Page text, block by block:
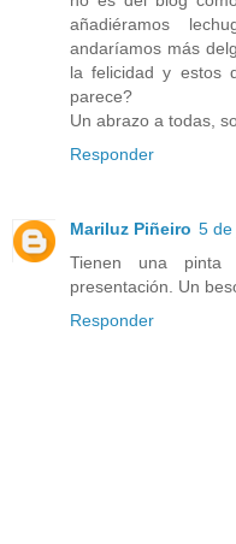
añadiéramos
andaríamos más
la felicidad y estos
parece?
Un abrazo a todas,
Responder
Mariluz Piñeiro 5 de
Tienen una
presentación. Un
Responder